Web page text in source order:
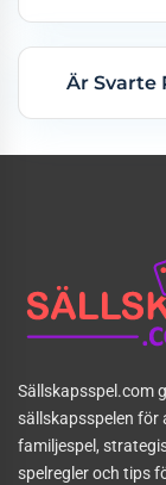
Är Svarte
Sällskapsspel.com
sällskapsspelen för
familjespel,
spelregler och tips